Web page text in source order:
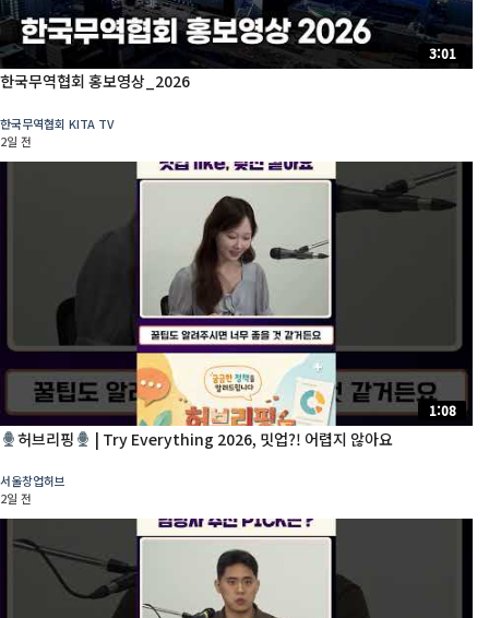
3:01
한국무역협회 홍보영상_2026
한국무역협회 KITA TV
2일 전
1:08
허브리핑 | Try Everything 2026, 밋업?! 어렵지 않아요
서울창업허브
2일 전